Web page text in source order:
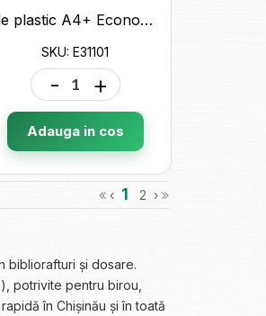
File plastic A4+ Economix 30mk (100buc) E31101
SKU: E31101
- +
Adauga in cos
‹ 1 2 ›
bibliorafturi și dosare.
potrivite pentru birou,
în Chișinău și în toată